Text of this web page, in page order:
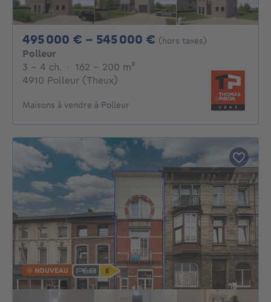
495 000 € - 545 000 € De 495000€ À
(hors taxes)
Polleur
3 - 4 Chambres
3 - 4 ch. · 162 - 200 m²
4910 Polleur (Theux)
Maisons à vendre à Polleur
NOUVEAU